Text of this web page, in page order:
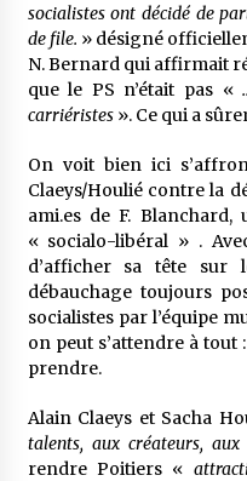
socialistes ont décidé de
de file. » désigné
N. Bernard qui affirmait
que le PS n’était pas «
carriéristes». Ce qui a
On voit bien ici
Claeys/Houlié contre la
ami.es de F.
« socialo-libéral » .
d’afficher sa tête sur
débauchage toujours
socialistes par l’équipe
on peut s’attendre à
prendre.
Alain Claeys et Sacha
talents, aux créateurs, aux
rendre Poitiers «